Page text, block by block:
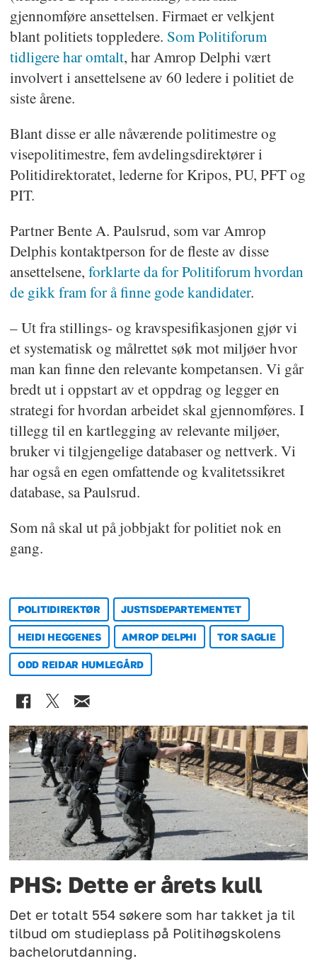
gjennomføre ansettelsen. Firmaet er velkjent
blant politiets toppledere. Som Politiforum
tidligere har omtalt, har Amrop Delphi vært
involvert i ansettelsene av 60 ledere i politiet de
siste årene.
Blant disse er alle nåværende politimestre og
visepolitimestre, fem avdelingsdirektører i
Politidirektoratet, lederne for Kripos, PU, PFT og
PIT.
Partner Bente A. Paulsrud, som var Amrop
Delphis kontaktperson for de fleste av disse
ansettelsene, forklarte da for Politiforum hvordan
de gikk fram for å finne gode kandidater.
– Ut fra stillings- og kravspesifikasjonen gjør vi
et systematisk og målrettet søk mot miljøer hvor
man kan finne den relevante kompetansen. Vi går
bredt ut i oppstart av et oppdrag og legger en
strategi for hvordan arbeidet skal gjennomføres. I
tillegg til en kartlegging av relevante miljøer,
bruker vi tilgjengelige databaser og nettverk. Vi
har også en egen omfattende og kvalitetssikret
database, sa Paulsrud.
Som nå skal ut på jobbjakt for politiet nok en
gang.
POLITIDIREKTØR JUSTISDEPARTEMENTET
HEIDI HEGGENES AMROP DELPHI TOR SAGLIE
ODD REIDAR HUMLEGÅRD
PHS: Dette er årets kull
Det er totalt 554 søkere som har takket ja til
tilbud om studieplass på Politihøgskolens
bachelorutdanning.